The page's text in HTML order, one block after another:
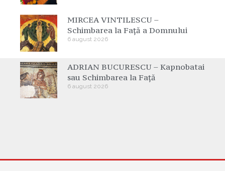
MIRCEA VINTILESCU –
Schimbarea la Față a Domnului
6 august 2026
ADRIAN BUCURESCU – Kapnobatai
sau Schimbarea la Față
6 august 2026